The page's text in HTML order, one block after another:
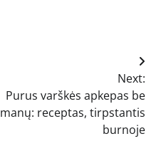
Next:
Purus varškės apkepas be
manų: receptas, tirpstantis
burnoje